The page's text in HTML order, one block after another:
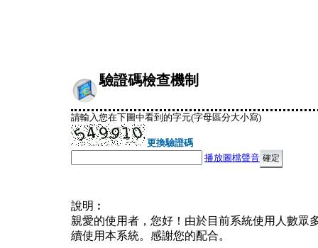
驗證碼檢查機制
請輸入您在下圖中看到的字元(字母區分大小寫)
更換驗證碼
播放圖檔聲音
說明︰
親愛的使用者，您好！由於目前系統使用人數眾
續使用本系統。感謝您的配合。